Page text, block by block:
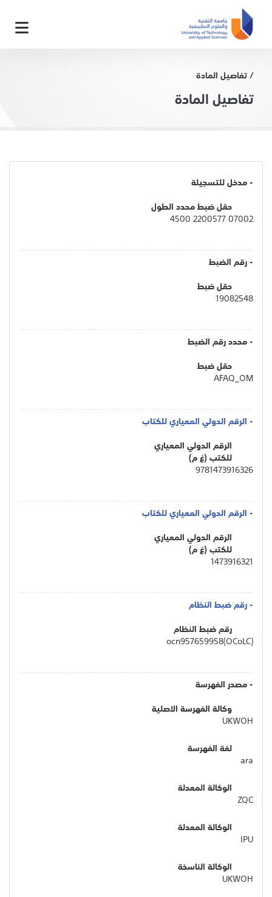
/ تفاصيل المادة
تفاصيل المادة
- مدخل للتسجيلة
حقل ضبط محدد الطول
07002 2200577 4500
- رقم الضبط
حقل ضبط
19082548
- محدد رقم الضبط
حقل ضبط
AFAQ_OM
- الرقم الدولي المعياري للكتاب
الرقم الدولي المعياري
للكتب (غ م)
9781473916326
- الرقم الدولي المعياري للكتاب
الرقم الدولي المعياري
للكتب (غ م)
1473916321
- رقم ضبط النظام
رقم ضبط النظام
(OCoLC)ocn957659958
- مصدر الفهرسة
وكالة الفهرسة الاصلية
UKWOH
لغة الفهرسة
ara
الوكالة المعدلة
ZQC
الوكالة المعدلة
IPU
الوكالة الناسخة
UKWOH